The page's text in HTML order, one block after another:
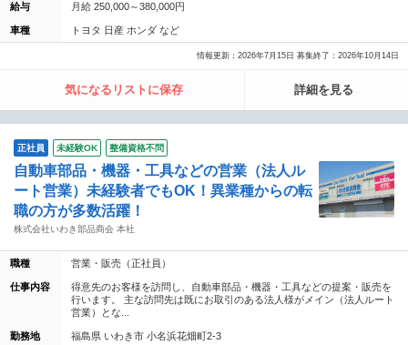
給与 月給 250,000～380,000円
車種 トヨタ 日産 ホンダ など
情報更新：2026年7月15日 募集終了：2026年10月14日
気になるリストに保存 詳細を見る
正社員 未経験OK 整備資格不問
自動車部品・機器・工具などの営業（法人ル
ート営業）未経験者でもOK！異業種からの転
職の方が多数活躍！
株式会社いわき部品商会 本社
職種 営業・販売（正社員）
仕事内容
得意先のお客様を訪問し、自動車部品・機器・工具などの提案・販売を
行います。 主な訪問先は既にお取引のある法人様がメイン（法人ルート
営業）とな...
勤務地 福島県 いわき市 小名浜花畑町2-3